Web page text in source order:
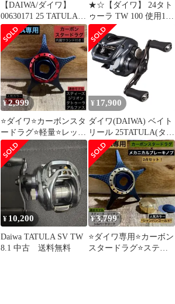
【DAIWA/ダイワ】
00630171 25 TATULA
TW 200HL (352065) ベ
イトリール
★☆【ダイワ】 24タト
ゥーラ TW 100 使用1回
DAIWA
TATULA★☆m46344
¥2,999
⭐️ダイワ⭐️カーボンスタ
ードラグ⭐️軽量⭐️レッド
⭐️スティーズ⭐️ジリオン
⭐️DAIWA⭐️
¥ 17,900
ダイワ(DAIWA) ベイト
リール 25TATULA(タト
ゥーラ) SV TW 100 各
種 (2024年モデル)
¥ 10,200
Daiwa TATULA SV TW
8.1 中古 送料無料
¥3,799
⭐️ダイワ専用⭐️カーボン
スタードラグ⭐️スティ